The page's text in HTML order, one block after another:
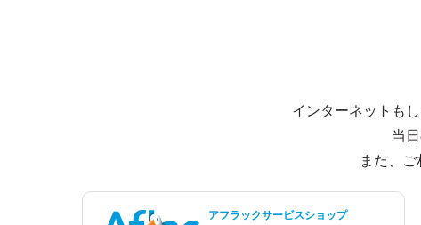
インターネットも
当
また、
アフラックサービスショップ